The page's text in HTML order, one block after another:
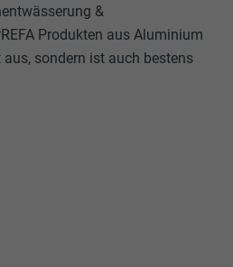
&
Produkten aus Aluminium
sondern ist auch bestens